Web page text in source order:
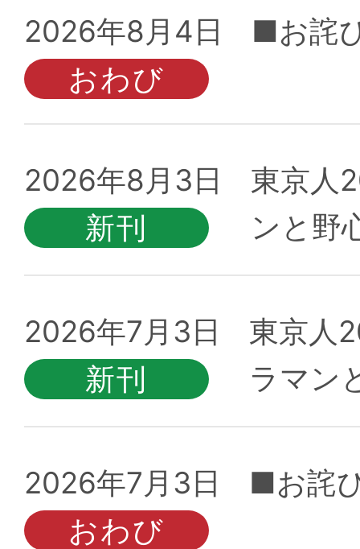
2026年8月4日 ■お詫
2026年8月3日
東京人
ンと野
2026年7月3日
東京人
ラマン
2026年7月3日 ■お詫